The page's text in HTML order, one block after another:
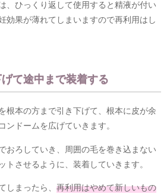
、ひっくり返して使用すると精液が付い
効果が薄れてしまいますので再利用はし
て途中まで装着する
本の方まで引き下げて、根本に皮が余
ンドームを広げていきます。
ろしていき、周囲の毛を巻き込まない
トさせるように、装着していきます。
まったら、 再利用はやめて新しいもの